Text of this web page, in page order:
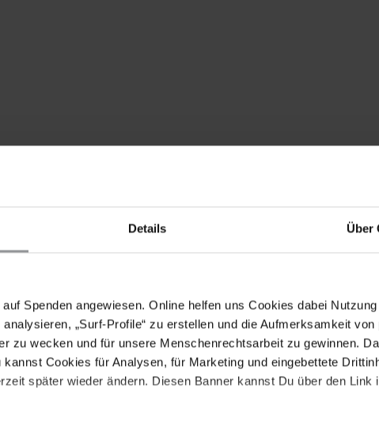
Details Über
Spenden angewiesen. Online helfen uns Cookies dabei
„Surf-Profile“ zu erstellen und die Aufmerksamkeit von
zu wecken und für unsere Menschenrechtsarbeit zu gewinnen.
Cookies für Analysen, für Marketing und eingebettete
später wieder ändern. Diesen Banner kannst Du über den Link
Deutsch
/ Schweiz / Deutschland / Katar /
Englisch, Tamil